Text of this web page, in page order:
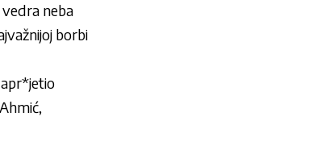
neba
borbi